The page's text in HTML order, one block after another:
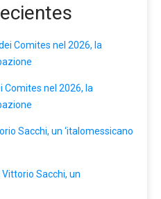
Comites nel 2026, la
Comites nel 2026, la
Sacchi, un ‘italomessicano
Sacchi, un